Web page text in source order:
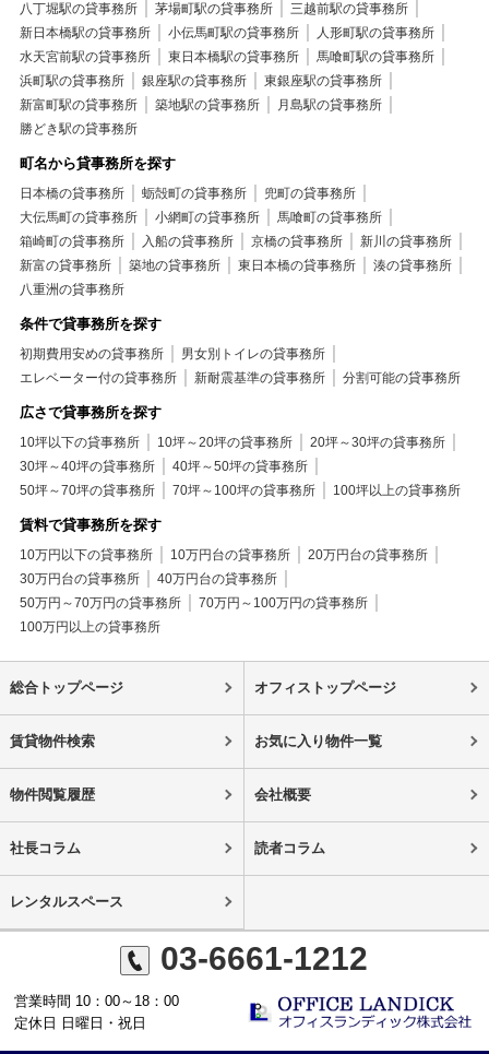
八丁堀駅の貸事務所
茅場町駅の貸事務所
三越前駅の貸事務所
新日本橋駅の貸事務所
小伝馬町駅の貸事務所
人形町駅の貸事務所
水天宮前駅の貸事務所
東日本橋駅の貸事務所
馬喰町駅の貸事務所
浜町駅の貸事務所
銀座駅の貸事務所
東銀座駅の貸事務所
新富町駅の貸事務所
築地駅の貸事務所
月島駅の貸事務所
勝どき駅の貸事務所
町名から貸事務所を探す
日本橋の貸事務所 蛎殻町の貸事務所
兜町の貸事務所
大伝馬町の貸事務所
小網町の貸事務所
馬喰町の貸事務所
箱崎町の貸事務所
入船の貸事務所 京橋の貸事務所
新川の貸事務所
新富の貸事務所
築地の貸事務所 東日本橋の貸事務所
湊の貸事務所
八重洲の貸事務所
条件で貸事務所を探す
初期費用安めの貸事務所
男女別トイレの貸事務所
エレベーター付の貸事務所
新耐震基準の貸事務所 分割可能の貸事務所
広さで貸事務所を探す
10坪以下の貸事務所 10坪～20坪の貸事務所
20坪～30坪の貸事務所
30坪～40坪の貸事務所
40坪～50坪の貸事務所
50坪～70坪の貸事務所
70坪～100坪の貸事務所 100坪以上の貸事務所
賃料で貸事務所を探す
10万円以下の貸事務所 10万円台の貸事務所
20万円台の貸事務所
30万円台の貸事務所
40万円台の貸事務所
50万円～70万円の貸事務所
70万円～100万円の貸事務所
100万円以上の貸事務所
総合トップページ オフィストップページ
賃貸物件検索 お気に入り物件一覧
物件閲覧履歴 会社概要
社長コラム 読者コラム
レンタルスペース
03-6661-1212
営業時間 10：00～18：00
定休日 日曜日・祝日